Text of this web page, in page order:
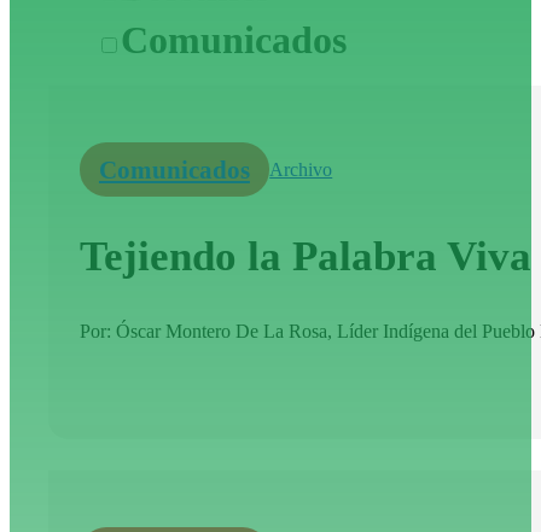
Comunicados
Comunicados Archivo
Tejiendo la Palabra
Por: Óscar Montero De La Rosa, Líder Indígena del